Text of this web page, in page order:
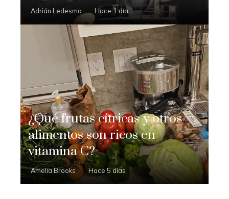
Adrián Ledesma Hace 1 día
¿Qué frutas cítricas y otros
alimentos son ricos en
vitamina C?
Amelia Brooks Hace 5 días